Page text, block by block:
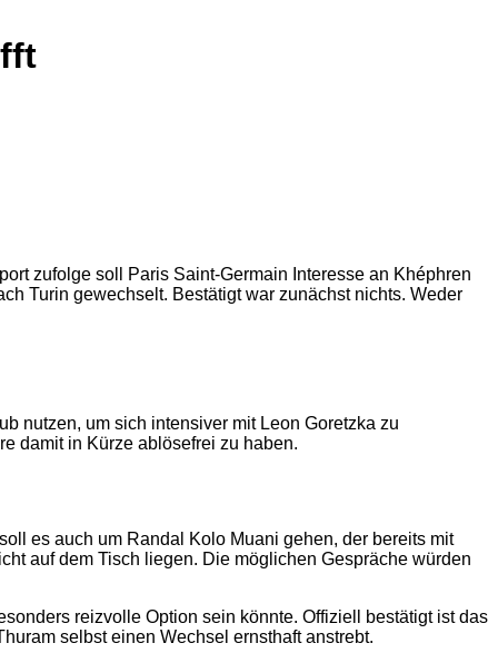
zufolge soll Paris Saint-Germain Interesse an Khéphren
Turin gewechselt. Bestätigt war zunächst nichts. Weder
nutzen, um sich intensiver mit Leon Goretzka zu
damit in Kürze ablösefrei zu haben.
es auch um Randal Kolo Muani gehen, der bereits mit
auf dem Tisch liegen. Die möglichen Gespräche würden
reizvolle Option sein könnte. Offiziell bestätigt ist das
selbst einen Wechsel ernsthaft anstrebt.